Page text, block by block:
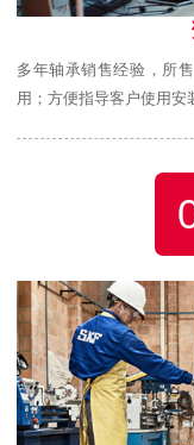
多年轴承销售经验，所
用；方便指导客户使用安